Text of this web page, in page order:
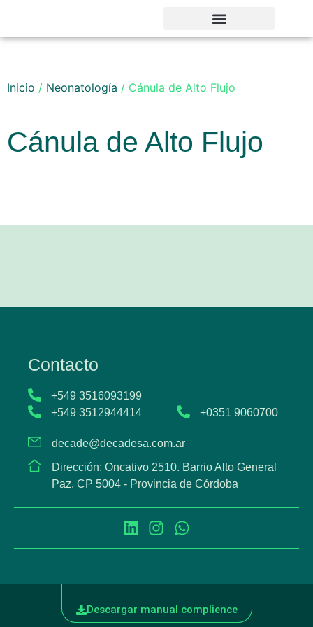
Inicio / Neonatología / Cánula de Alto Flujo
Cánula de Alto Flujo
Contacto
+549 3516093199
+549 3512944414
+0351 9060700
decade@decadesa.com.ar
Dirección: Oncativo 2510. Barrio Alto General
Paz. CP 5004 - Provincia de Córdoba
Descargar manual complience